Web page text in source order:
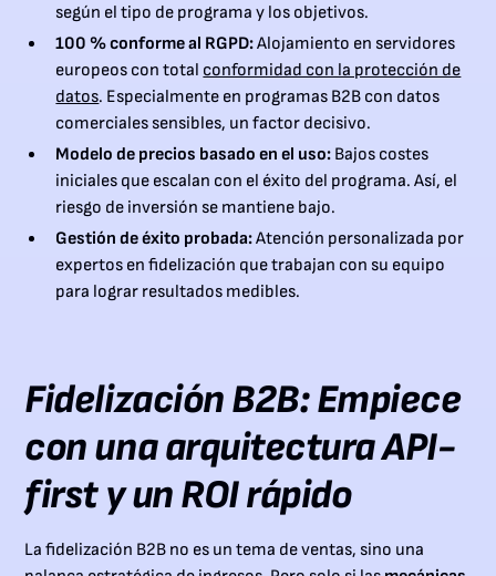
según el tipo de programa y los objetivos.
100 % conforme al RGPD:Alojamiento en servidores
europeos con total conformidad con la protección de
datos. Especialmente en programas B2B con datos
comerciales sensibles, un factor decisivo.
Modelo de precios basado en el uso: Bajos costes
iniciales que escalan con el éxito del programa. Así, el
riesgo de inversión se mantiene bajo.
Gestión de éxito probada:Atención personalizada por
expertos en fidelización que trabajan con su equipo
para lograr resultados medibles.
Fidelización B2B: Empiece
con una arquitectura API-
first y un ROI rápido
La fidelización B2B no es un tema de ventas, sino una